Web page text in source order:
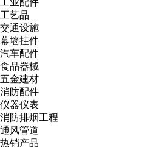
工业配件
工艺品
交通设施
幕墙挂件
汽车配件
食品器械
五金建材
消防配件
仪器仪表
消防排烟工程
通风管道
热销产品